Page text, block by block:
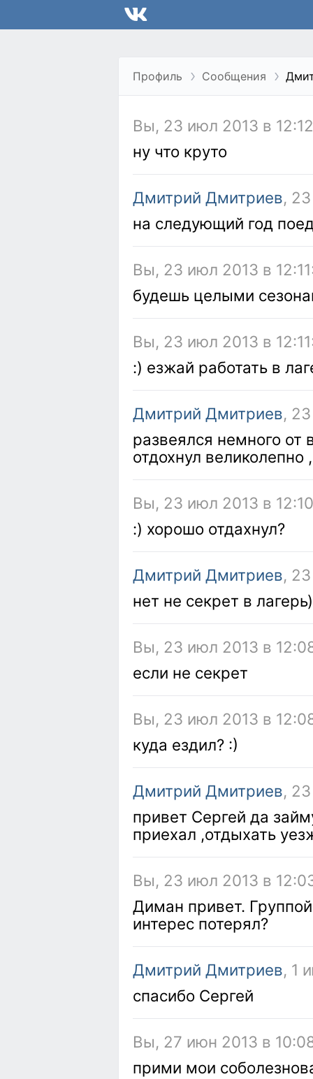
Профиль Сообщения
Вы, 23 июл 2013 в
ну что круто
Дмитрий Дмитриев,
на следующий год
Вы, 23 июл 2013 в
будешь целыми
Вы, 23 июл 2013 в
:) езжай работать в
Дмитрий Дмитриев,
развеялся немного от
отдохнул великолепно
Вы, 23 июл 2013 в
:) хорошо отдахнул?
Дмитрий Дмитриев,
нет не секрет в лагерь)
Вы, 23 июл 2013 в
если не секрет
Вы, 23 июл 2013 в
куда ездил? :)
Дмитрий Дмитриев,
привет Сергей да
приехал ,отдыхать
Вы, 23 июл 2013 в
Диман привет.
интерес потерял?
Дмитрий Дмитриев, 1
спасибо Сергей
Вы, 27 июн 2013 в
прими мои